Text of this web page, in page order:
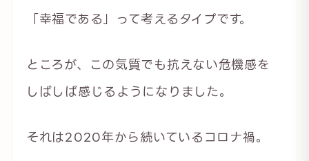
「幸福である」って考えるタイプです。
ところが、この気質でも抗えない危機感を
しばしば感じるようになりました。
それは2020年から続いているコロナ禍。